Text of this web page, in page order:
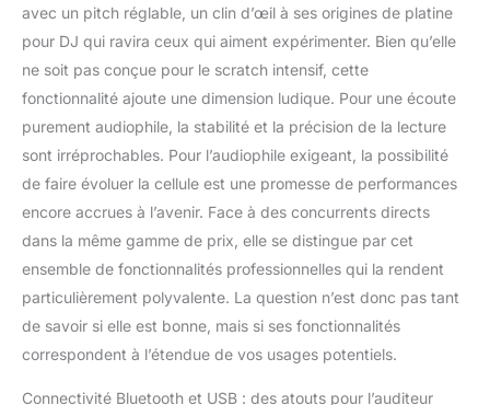
avec un pitch réglable, un clin d’œil à ses origines de platine
pour DJ qui ravira ceux qui aiment expérimenter. Bien qu’elle
ne soit pas conçue pour le scratch intensif, cette
fonctionnalité ajoute une dimension ludique. Pour une écoute
purement audiophile, la stabilité et la précision de la lecture
sont irréprochables. Pour l’audiophile exigeant, la possibilité
de faire évoluer la cellule est une promesse de performances
encore accrues à l’avenir. Face à des concurrents directs
dans la même gamme de prix, elle se distingue par cet
ensemble de fonctionnalités professionnelles qui la rendent
particulièrement polyvalente. La question n’est donc pas tant
de savoir si elle est bonne, mais si ses fonctionnalités
correspondent à l’étendue de vos usages potentiels.
Connectivité Bluetooth et USB : des atouts pour l’auditeur